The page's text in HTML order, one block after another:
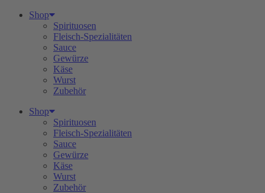
Shop
Spirituosen
Fleisch-Spezialitäten
Sauce
Gewürze
Käse
Wurst
Zubehör
Shop
Spirituosen
Fleisch-Spezialitäten
Sauce
Gewürze
Käse
Wurst
Zubehör